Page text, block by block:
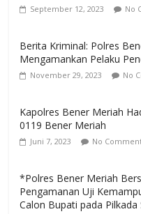
September 12, 2023 No
Berita Kriminal: Polres
Mengamankan Pelaku
November 29, 2023 No
Kapolres Bener Meriah
0119 Bener Meriah
Juni 7, 2023 No
*Polres Bener Meriah
Pengamanan Uji
Calon Bupati pada